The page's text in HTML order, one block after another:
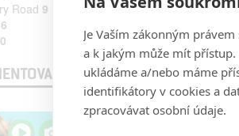
Road 9
6
ČLÁNKY UŽIVATELEM
Alf: Chystá se
Je Vaším zákonným
a k jakým může mít
ukládáme a/nebo máme
identifikátory v cookies a
zpracovávat osobní údaje.